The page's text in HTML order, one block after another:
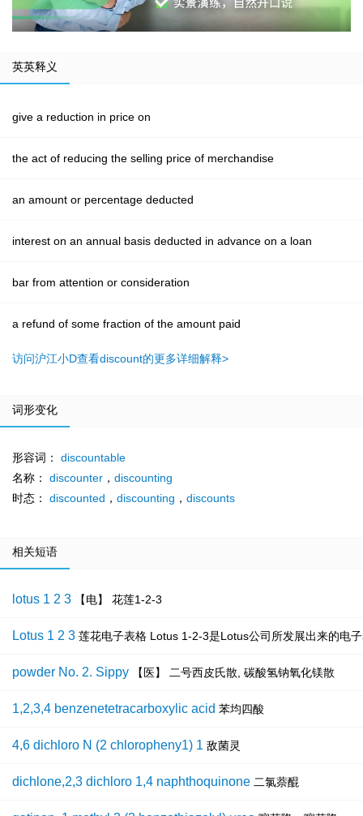
英英释义
give a reduction in price on
the act of reducing the selling price of merchandise
an amount or percentage deducted
interest on an annual basis deducted in advance on a loan
bar from attention or consideration
a refund of some fraction of the amount paid
访问沪江小D查看discount的更多详细解释>
词形变化
形容词：
discountable
名称：
discounter ， discounting
时态：
discounted ， discounting ， discounts
相关短语
lotus 1 2 3 【电】 花莲1-2-3
Lotus 1 2 3 莲花电子表格 Lotus 1-2-3是Lotus公司所发展出来的电
powder No. 2. Sippy 【医】 二号西皮氏散, 碳酸氢钠氧化镁散
1,2,3,4 benzenetetracarboxylic acid 苯均四酸
4,6 dichloro N (2 chloropheny1) 1 敌菌灵
dichlone,2,3 dichloro 1,4 naphthoquinone 二氯萘醌